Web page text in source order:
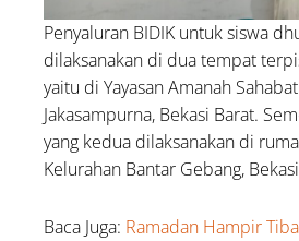
Penyaluran BIDIK untuk siswa
dilaksanakan di dua tempat
yaitu di Yayasan Amanah
Jakasampurna, Bekasi Barat.
yang kedua dilaksanakan di
Kelurahan Bantar Gebang,
Baca Juga: Ramadan Hampir